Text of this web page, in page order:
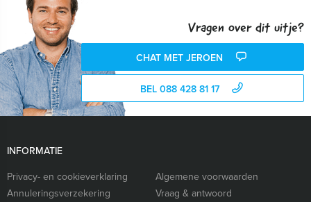
Vragen over dit uitje?
CHAT MET JEROEN
BEL 088 428 81 17
INFORMATIE
Privacy- en cookieverklaring
Algemene voorwaarden
Annuleringsverzekering
Vraag & antwoord